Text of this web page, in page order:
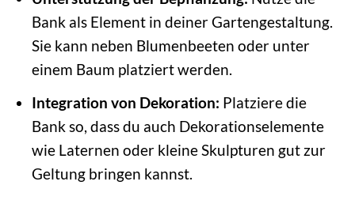
Bank als Element in deiner Gartengestaltung.
Sie kann neben Blumenbeeten oder unter
einem Baum platziert werden.
Integration von Dekoration: Platziere die
Bank so, dass du auch Dekorationselemente
wie Laternen oder kleine Skulpturen gut zur
Geltung bringen kannst.